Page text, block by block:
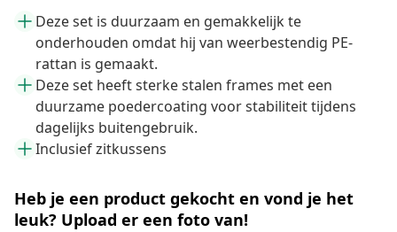
Deze set is duurzaam en gemakkelijk te
onderhouden omdat hij van weerbestendig PE-
rattan is gemaakt.
Deze set heeft sterke stalen frames met een
duurzame poedercoating voor stabiliteit tijdens
dagelijks buitengebruik.
Inclusief zitkussens
Heb je een product gekocht en vond je het
leuk? Upload er een foto van!